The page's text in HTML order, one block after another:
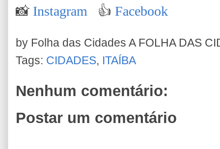
📸 Instagram 👍 Facebook
by Folha das Cidades A FOLHA DAS
Tags: CIDADES, ITAÍBA
Nenhum comentário:
Postar um comentário